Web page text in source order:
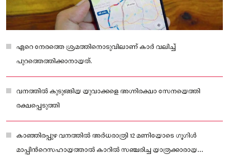
ഏറെ നേരത്തെ ശ്രമത്തിനൊടുവിലാണ് കാര്‍ വലിച്ച്
പുറത്തെത്തിക്കാനായത്.
വനത്തിൽ കുടുങ്ങിയ യുവാക്കളെ അഗ്നിരക്ഷാ സേനയെത്തി
രക്ഷപ്പെടുത്തി
കാഞ്ഞിരപ്പുഴ വനത്തിൽ അര്‍ധരാത്രി 12 മണിയോടെ ഗൂഗിൾ
മാപ്പിന്‍റെസഹായത്താൽ കാറിൽ സഞ്ചരിച്ച യാത്രക്കാരായ